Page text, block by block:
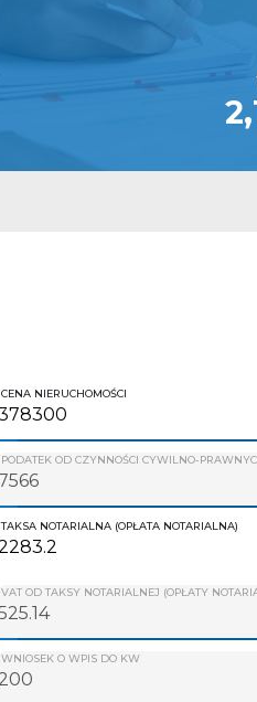
CENA NIERUCHOMOŚCI
PODATEK OD CZYNNOŚCI CYWILNO-
TAKSA NOTARIALNA (OPŁATA NOTARIALNA)
VAT OD TAKSY NOTARIALNEJ (OPŁATY
WNIOSEK O WPIS DO KW